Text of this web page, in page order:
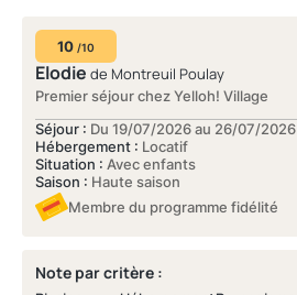
10 /10
Elodie de Montreuil Poulay
Premier séjour chez Yelloh! Village
Séjour : Du 19/07/2026 au 26/07/2026
Hébergement : Locatif
Situation : Avec enfants
Saison : Haute saison
Membre du programme fidélité
Note par critère :